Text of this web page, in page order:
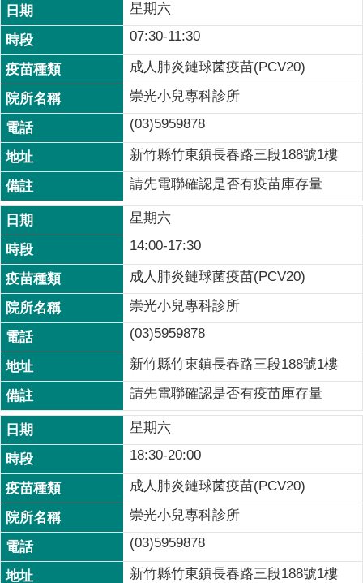
星期六
07:30-11:30
成人肺炎鏈球菌疫苗(PCV20)
崇光小兒專科診所
(03)5959878
新竹縣竹東鎮長春路三段188號1樓
請先電聯確認是否有疫苗庫存量
星期六
14:00-17:30
成人肺炎鏈球菌疫苗(PCV20)
崇光小兒專科診所
(03)5959878
新竹縣竹東鎮長春路三段188號1樓
請先電聯確認是否有疫苗庫存量
星期六
18:30-20:00
成人肺炎鏈球菌疫苗(PCV20)
崇光小兒專科診所
(03)5959878
新竹縣竹東鎮長春路三段188號1樓